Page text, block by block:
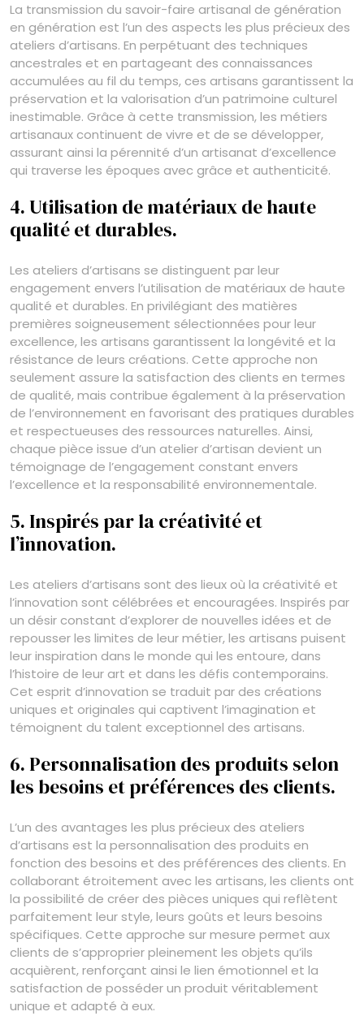
La transmission du savoir-faire artisanal de génération
en génération est l’un des aspects les plus précieux des
ateliers d’artisans. En perpétuant des techniques
ancestrales et en partageant des connaissances
accumulées au fil du temps, ces artisans garantissent la
préservation et la valorisation d’un patrimoine culturel
inestimable. Grâce à cette transmission, les métiers
artisanaux continuent de vivre et de se développer,
assurant ainsi la pérennité d’un artisanat d’excellence
qui traverse les époques avec grâce et authenticité.
4. Utilisation de matériaux de haute
qualité et durables.
Les ateliers d’artisans se distinguent par leur
engagement envers l’utilisation de matériaux de haute
qualité et durables. En privilégiant des matières
premières soigneusement sélectionnées pour leur
excellence, les artisans garantissent la longévité et la
résistance de leurs créations. Cette approche non
seulement assure la satisfaction des clients en termes
de qualité, mais contribue également à la préservation
de l’environnement en favorisant des pratiques durables
et respectueuses des ressources naturelles. Ainsi,
chaque pièce issue d’un atelier d’artisan devient un
témoignage de l’engagement constant envers
l’excellence et la responsabilité environnementale.
5. Inspirés par la créativité et
l’innovation.
Les ateliers d’artisans sont des lieux où la créativité et
l’innovation sont célébrées et encouragées. Inspirés par
un désir constant d’explorer de nouvelles idées et de
repousser les limites de leur métier, les artisans puisent
leur inspiration dans le monde qui les entoure, dans
l’histoire de leur art et dans les défis contemporains.
Cet esprit d’innovation se traduit par des créations
uniques et originales qui captivent l’imagination et
témoignent du talent exceptionnel des artisans.
6. Personnalisation des produits selon
les besoins et préférences des clients.
L’un des avantages les plus précieux des ateliers
d’artisans est la personnalisation des produits en
fonction des besoins et des préférences des clients. En
collaborant étroitement avec les artisans, les clients ont
la possibilité de créer des pièces uniques qui reflètent
parfaitement leur style, leurs goûts et leurs besoins
spécifiques. Cette approche sur mesure permet aux
clients de s’approprier pleinement les objets qu’ils
acquièrent, renforçant ainsi le lien émotionnel et la
satisfaction de posséder un produit véritablement
unique et adapté à eux.